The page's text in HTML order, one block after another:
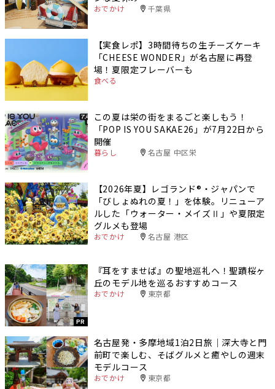
おでかけ 千葉県
【実食レポ】3時間待ちの生チーズケーキ
「CHEESE WONDER」が名古屋に再登
場！夏限定フレーバーも
食べる
この夏は栄の街をまるごと楽しもう！
「POP IS YOU SAKAE26」が7月22日から
開催
暮らし 名古屋 中区栄
【2026年夏】レゴランド®・ジャパンで
「びしょぬれの夏！」を体験。リニューア
ルした「ウォーター・メイズⅡ」や夏限定
グルメも登場
おでかけ 名古屋 港区
PR
『耳をすませば』の聖地巡礼へ！聖蹟桜ヶ
丘のモデル地を巡るおすすめコース
おでかけ 東京都
名古屋発・多摩地域1泊2日旅｜深大寺と門
前町で楽しむ、そばグルメと癒やしの週末
モデルコース
おでかけ 東京都